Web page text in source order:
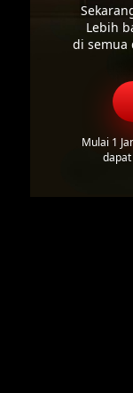
Lebih
di semua
Mulai 1